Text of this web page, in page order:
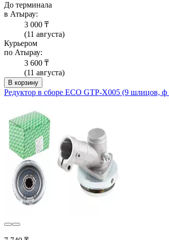
До терминала
в Атырау:
3 000 ₸
(11 августа)
Курьером
по Атырау:
3 600 ₸
(11 августа)
В корзину
Редуктор в сборе ECO GTP-X005 (9 шлицов,